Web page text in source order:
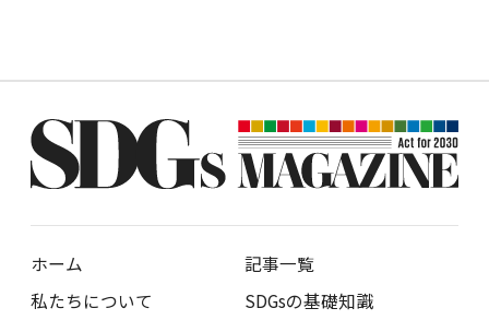
ホーム
記事一覧
私たちについて
SDGsの基礎知識